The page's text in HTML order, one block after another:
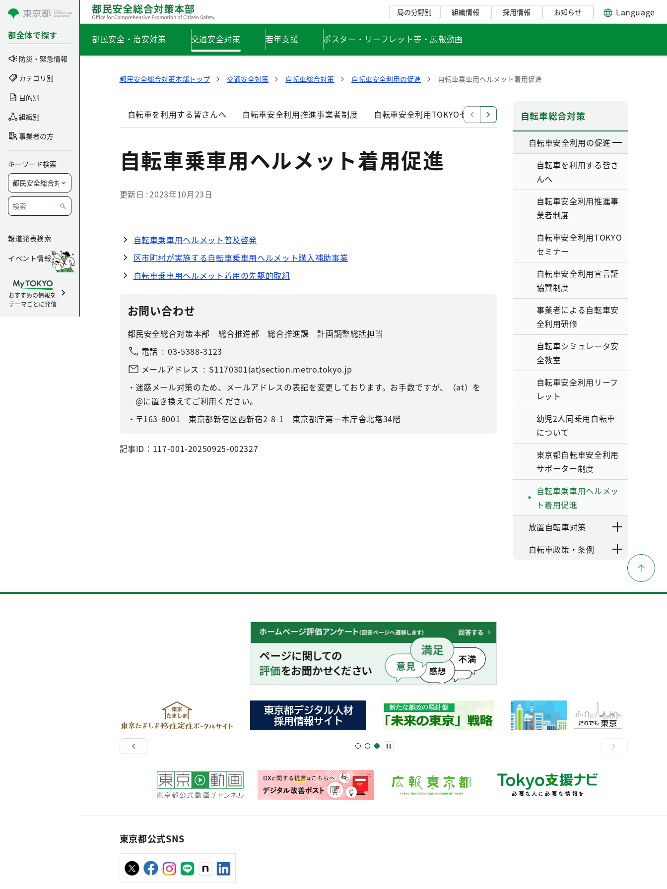
コンテンツにスキップ
都全体で探す
防災・緊急情報
カテゴリ別
目的別
組織別
事業者の方
キーワード検索
報道発表検索
イベント情報
おすすめの情報を
テーマごとに発信
局の分野別 組織情報 採用情報 お知らせ Language
都民安全・治安対策 交通安全対策 若年支援 ポスター・リーフレット等・広報動画
都民安全総合対策本部トップ 交通安全対策 自転車総合対策 自転車安全利用の促進 自転車乗車用ヘルメット着用促進
自転車を利用する皆さんへ 自転車安全利用推進事業者制度 自転車安全利用TOKYOセミナー 自転車安全利用宣言証協賛制度
自転車乗車用ヘルメット着用促進
更新日 2023年10月23日
自転車乗車用ヘルメット普及啓発
区市町村が実施する自転車乗車用ヘルメット購入補助事業
自転車乗車用ヘルメット着用の先駆的取組
お問い合わせ
都民安全総合対策本部 総合推進部 総合推進課 計画調整総括担当
電話
03-5388-3123
メールアドレス
S1170301(at)section.metro.tokyo.jp
迷惑メール対策のため、メールアドレスの表記を変更しております。お手数ですが、（at）を
@に置き換えてご利用ください。
〒163-8001 東京都新宿区西新宿2-8-1 東京都庁第一本庁舎北塔34階
記事ID：117-001-20250925-002327
自転車総合対策
自転車安全利用の促進
自転車を利用する皆さ
んへ
自転車安全利用推進事
業者制度
自転車安全利用TOKYO
セミナー
自転車安全利用宣言証
協賛制度
事業者による自転車安
全利用研修
自転車シミュレータ安
全教室
自転車安全利用リーフ
レット
幼児2人同乗用自転車
について
東京都自転車安全利用
サポーター制度
自転車乗車用ヘルメッ
ト着用促進
放置自転車対策
自転車政策・条例
東京都公式SNS